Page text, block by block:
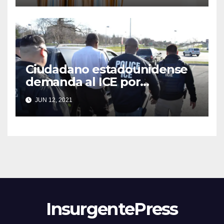
Ciudadano estadounidense
demanda al ICE por
detenerlo
JUN 12, 2021
InsurgentePress